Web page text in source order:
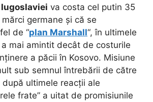
va costa cel putin 35
germane și că se
de “plan Marshall“, în ultimele
mai amintit decât de costurile
a păcii în Kosovo. Misiune
sub semnul întrebării de către
ultimele reacții ale
frate” a uitat de promisiunile